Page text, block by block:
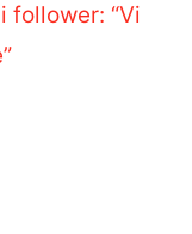
follower: “Vi